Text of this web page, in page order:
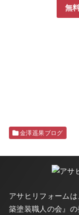
無
金澤遥果ブログ
アサヒリフォーム
築塗装職人の会 』